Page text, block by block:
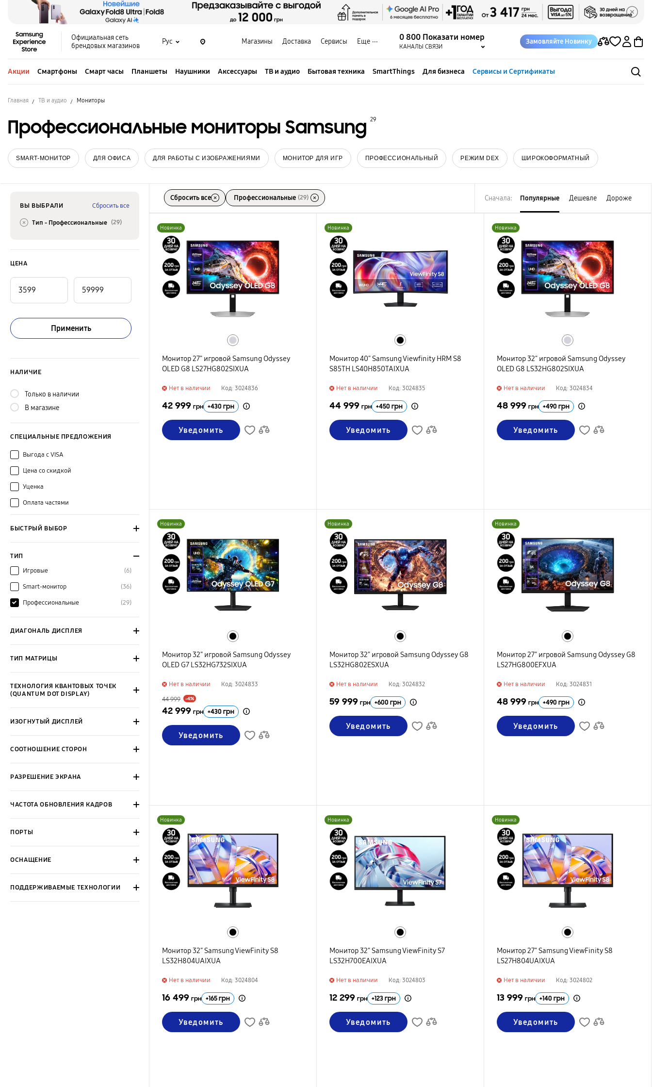
Официальная сеть
брендовых магазинов
Рус Магазины Доставка Сервисы Еще 0 800 Показати номер
КАНАЛЫ СВЯЗИ
Замовляйте Новинку
Акции Смартфоны Смарт часы Планшеты Наушники Аксессуары ТВ и аудио Бытовая техника SmartThings Для бизнеса Сервисы и Сертификаты
Главная ТВ и аудио Мониторы
Профессиональные мониторы Samsung 29
SMART-МОНИТОР ДЛЯ ОФИСА ДЛЯ РАБОТЫ С ИЗОБРАЖЕНИЯМИ МОНИТОР ДЛЯ ИГР ПРОФЕССИОНАЛЬНЫЙ РЕЖИМ DEX ШИРОКОФОРМАТНЫЙ
ВЫ ВЫБРАЛИ Сбросить все
Тип - Профессиональные (29)
ЦЕНА
Применить
НАЛИЧИЕ
Только в наличии
В магазине
СПЕЦИАЛЬНЫЕ ПРЕДЛОЖЕНИЯ
Выгода с VISA
Цена со скидкой
Уценка
Оплата частями
БЫСТРЫЙ ВЫБОР
ТИП
Игровые
(6)
Smart-монитор (36)
Профессиональные (29)
ДИАГОНАЛЬ ДИСПЛЕЯ
ТИП МАТРИЦЫ
ТЕХНОЛОГИЯ КВАНТОВЫХ ТОЧЕК
(QUANTUM DOT DISPLAY)
ИЗОГНУТЫЙ ДИСПЛЕЙ
СООТНОШЕНИЕ СТОРОН
РАЗРЕШЕНИЕ ЭКРАНА
ЧАСТОТА ОБНОВЛЕНИЯ КАДРОВ
ПОРТЫ
ОСНАЩЕНИЕ
ПОДДЕРЖИВАЕМЫЕ ТЕХНОЛОГИИ
Сбросить все Профессиональные (29) Сначала: Популярные Дешевле Дороже
Новинка
Монитор 27" игровой Samsung Odyssey
OLED G8 LS27HG802SIXUA
Нет в наличии Код: 3024836
42 999 грн +430 грн
Уведомить
Новинка
Монитор 40" Samsung Viewfinity HRM S8
S85TH LS40H850TAIXUA
Нет в наличии Код: 3024835
44 999 грн +450 грн
Уведомить
Новинка
Монитор 32" игровой Samsung Odyssey
OLED G8 LS32HG802SIXUA
Нет в наличии Код: 3024834
48 999 грн +490 грн
Уведомить
Новинка
Монитор 32" игровой Samsung Odyssey
OLED G7 LS32HG732SIXUA
Нет в наличии Код: 3024833
44 999 -4%
42 999 грн +430 грн
Уведомить
Новинка
Монитор 32" игровой Samsung Odyssey G8
LS32HG802ESXUA
Нет в наличии Код: 3024832
59 999 грн +600 грн
Уведомить
Новинка
Монитор 27" игровой Samsung Odyssey G8
LS27HG800EFXUA
Нет в наличии Код: 3024831
48 999 грн +490 грн
Уведомить
Новинка
Монитор 32" Samsung ViewFinity S8
LS32H804UAIXUA
Нет в наличии Код: 3024804
16 499 грн +165грн
Уведомить
Новинка
Монитор 32" Samsung ViewFinity S7
LS32H700EAIXUA
Нет в наличии Код: 3024803
12 299 грн +123грн
Уведомить
Новинка
Монитор 27" Samsung ViewFinity S8
LS27H804UAIXUA
Нет в наличии Код: 3024802
13 999 грн +140 грн
Уведомить